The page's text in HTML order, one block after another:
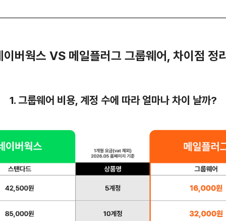
이버웍스 VS 메일플러그 그룹웨어, 차이점 정
1. 그룹웨어 비용, 계정 수에 따라 얼마나 차이 날까?